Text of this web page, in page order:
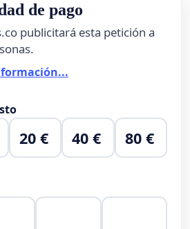
de pago
publicitará esta petición a
20 € 40 € 80 €